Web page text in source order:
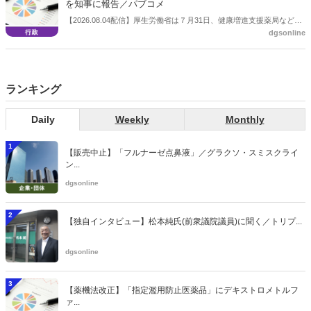
を知事に報告／パブコメ
【2026.08.04配信】厚生労働省は７月31日、健康増進支援薬局などに
関する省令案を示し、パブコメを開始した。受診勧奨を行った後に、
dgsonline
ランキング
Daily Weekly Monthly
1
【販売中止】「フルナーゼ点鼻液」／グラクソ・スミスクライ
ン...
dgsonline
2
【独自インタビュー】松本純氏(前衆議院議員)に聞く／トリプ...
dgsonline
3
【薬機法改正】「指定濫用防止医薬品」にデキストロメトルフ
ァ...